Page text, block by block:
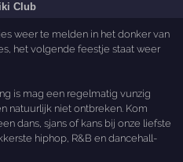
Club
weer te melden in het donker van
het volgende feestje staat weer
is mag een regelmatig vunzig
natuurlijk niet ontbreken. Kom
dans, sjans of kans bij onze liefste
hiphop, R&B en dancehall-